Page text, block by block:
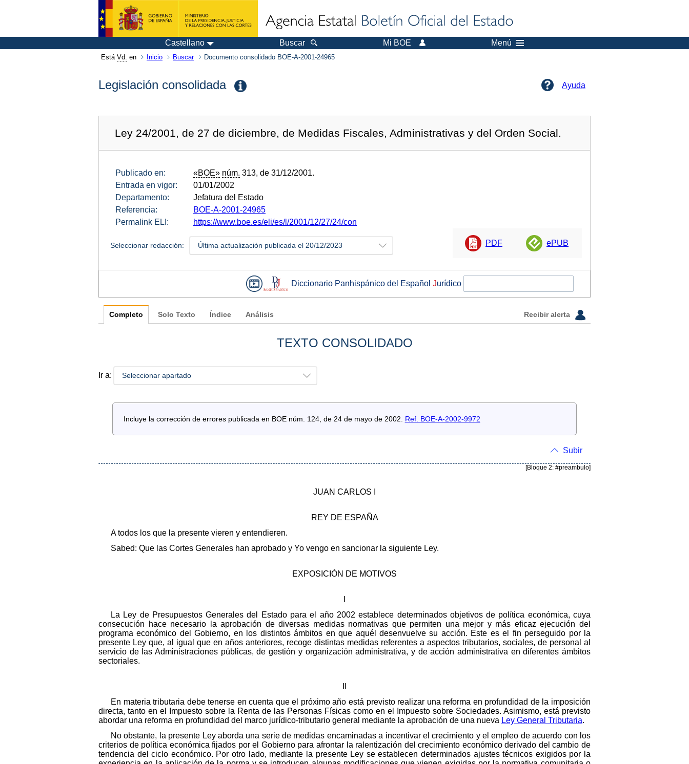
Castellano Buscar Mi BOE Menú
Está Vd. en Inicio Buscar Documento consolidado BOE-A-2001-24965
Legislación consolidada Ayuda
Ley 24/2001, de 27 de diciembre, de Medidas Fiscales, Administrativas y del Orden Social.
Publicado en: «BOE» núm. 313, de 31/12/2001.
Entrada en vigor:
01/01/2002
Departamento:
Jefatura del Estado
Referencia:
BOE-A-2001-24965
Permalink ELI:
https://www.boe.es/eli/es/l/2001/12/27/24/con
Seleccionar redacción: Última actualización publicada el 20/12/2023 PDF ePUB
Diccionario Panhispánico del Español Jurídico
Completo Solo Texto Índice Análisis Recibir alerta
TEXTO CONSOLIDADO
Ir a: Seleccionar apartado
Incluye la corrección de errores publicada en BOE núm. 124, de 24 de mayo de 2002. Ref. BOE-A-2002-9972
Subir
[Bloque 2: #preambulo]
JUAN CARLOS I
REY DE ESPAÑA
A todos los que la presente vieren y entendieren.
Sabed: Que las Cortes Generales han aprobado y Yo vengo en sancionar la siguiente Ley.
EXPOSICIÓN DE MOTIVOS
La Ley de Presupuestos Generales del Estado para el año 2002 establece determinados objetivos de política económica, cuya
consecución hace necesario la aprobación de diversas medidas normativas que permiten una mejor y más eficaz ejecución del
programa económico del Gobierno, en los distintos ámbitos en que aquél desenvuelve su acción. Este es el fin perseguido por la
presente Ley que, al igual que en años anteriores, recoge distintas medidas referentes a aspectos tributarios, sociales, de personal al
servicio de las Administraciones públicas, de gestión y organización administrativa, y de acción administrativa en diferentes ámbitos
sectoriales.
En materia tributaria debe tenerse en cuenta que el próximo año está previsto realizar una reforma en profundidad de la imposición
directa, tanto en el Impuesto sobre la Renta de las Personas Físicas como en el Impuesto sobre Sociedades. Asimismo, está previsto
abordar una reforma en profundidad del marco jurídico-tributario general mediante la aprobación de una nueva Ley General Tributaria.
No obstante, la presente Ley aborda una serie de medidas encaminadas a incentivar el crecimiento y el empleo de acuerdo con los
criterios de política económica fijados por el Gobierno para afrontar la ralentización del crecimiento económico derivado del cambio de
tendencia del ciclo económico. Por otro lado, mediante la presente Ley se establecen determinados ajustes técnicos exigidos por la